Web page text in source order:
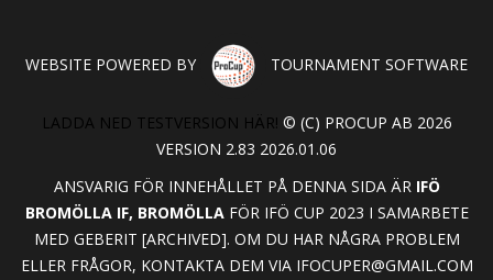
WEBSITE POWERED BY TOURNAMENT SOFTWARE
LADDA NED TESTVERSION HÄR! © (C) PROCUP AB 2026
VERSION 2.83 2026.01.06
ANSVARIG FÖR INNEHÅLLET PÅ DENNA SIDA ÄR IFÖ
BROMÖLLA IF, BROMÖLLAFÖR IFÖ CUP 2023 I SAMARBETE
MED GEBERIT [ARCHIVED]. OM DU HAR NÅGRA PROBLEM
ELLER FRÅGOR, KONTAKTA DEM VIA IFOCUPER@GMAIL.COM